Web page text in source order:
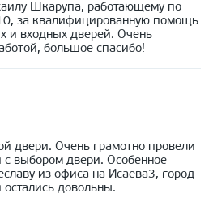
Шкарупа, работающему по
за квалифицированную помощь
и входных дверей. Очень
большое спасибо!
двери. Очень грамотно провели
с выбором двери. Особенное
из офиса на Исаева3, город
довольны.